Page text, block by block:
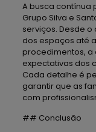
A busca contínua
Grupo Silva e
serviços. Desde
dos espaços até
procedimentos, a
expectativas dos
Cada detalhe é
garantir que as
com
## Conclusão